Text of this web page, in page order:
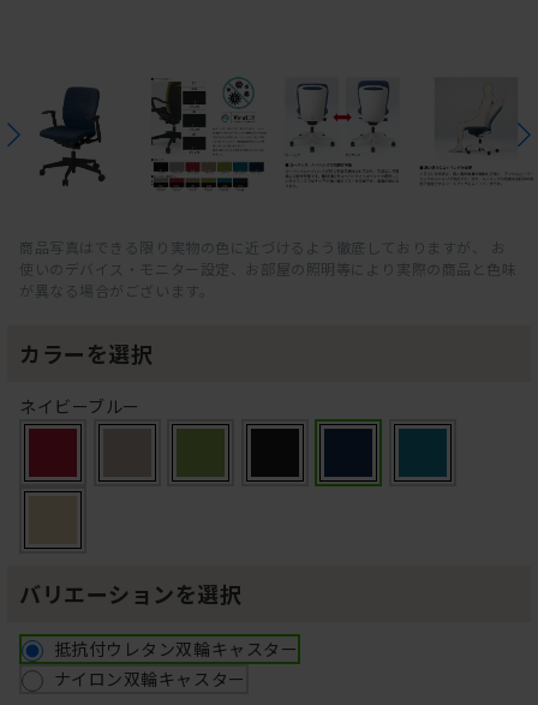
商品写真はできる限り実物の色に近づけるよう徹底しておりますが、 お
使いのデバイス・モニター設定、お部屋の照明等により実際の商品と色味
が異なる場合がございます。
カラーを選択
ネイビーブルー
バリエーションを選択
抵抗付ウレタン双輪キャスター
ナイロン双輪キャスター